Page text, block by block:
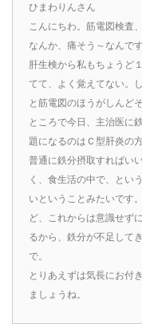
ひまわりんさん
こんにちわ。筋電図検査
なんか、痛そう～なんで
肝生検から私もちょうど
てて、よく覚えてない。
と筋電図のほうがしんど
ところで今日、主治医に
題になるのはＣ型肝炎の
普通に鉄分摂取すればい
く、食生活の中で、とい
いということみたいです
ど、これからは意識せず
るから、鉄分が不足して
で。
とりあえずは気長にお付
ましょうね。